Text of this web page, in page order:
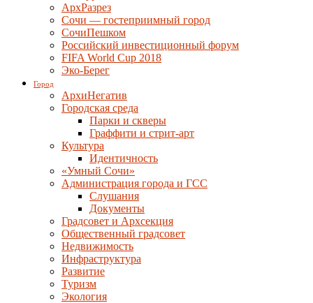
АрхРазрез
Сочи — гостеприимный город
СочиПешком
Российский инвестиционный форум
FIFA World Cup 2018
Эко-Берег
Город
АрхиНегатив
Городская среда
Парки и скверы
Граффити и стрит-арт
Культура
Идентичность
«Умный Сочи»
Администрация города и ГСС
Слушания
Документы
Градсовет и Архсекция
Общественный градсовет
Недвижимость
Инфраструктура
Развитие
Туризм
Экология